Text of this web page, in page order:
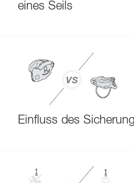
eines Seils
Einfluss des